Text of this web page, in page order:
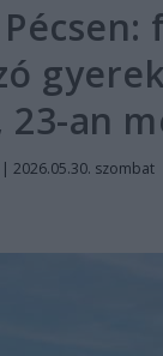
23-an
| 2026.05.30. szombat